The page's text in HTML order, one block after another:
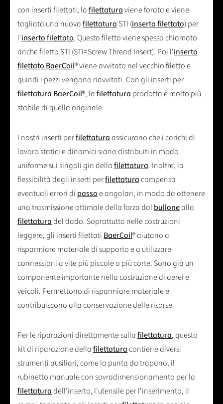
con inserti filettati, lafilettaturaviene forata e viene
tagliata una nuovafilettatura STI (inserto filettato) per
l'inserto filettato. Questo filetto viene spesso chiamato
anche filetto STI (STI=Screw Thread Insert). Poi l'inserto
filettato BaerCoil® viene avvitato nel vecchio filetto e
quindi i pezzi vengono riavvitati. Con gli inserti per
filettatura BaerCoil®, lafilettatura prodotta è molto più
stabile di quella originale.
I nostri inserti perfilettaturaassicurano che i carichi di
lavoro statici e dinamici siano distribuiti in modo
uniforme sui singoli giri dellafilettatura. Inoltre, la
flessibilità degli inserti perfilettaturacompensa
eventuali errori di passoe angolari, in modo da ottenere
una trasmissione ottimale della forza dal bullonealla
filettaturadel dado. Soprattutto nelle costruzioni
leggere, gli inserti filettati BaerCoil® aiutano a
risparmiare materiale di supporto e a utilizzare
connessioni a vite più piccole o più corte. Sono già un
componente importante nella costruzione di aerei e
veicoli. Permettono di risparmiare materiale e
contribuiscono alla conservazione delle risorse.
Per le riparazioni direttamente sullafilettatura, questo
kit di riparazione dellafilettaturacontiene diversi
strumenti ausiliari, come la punta da trapano, il
rubinetto manuale con sovradimensionamento per la
filettaturadell'inserto, l'utensile per l'inserimento, il